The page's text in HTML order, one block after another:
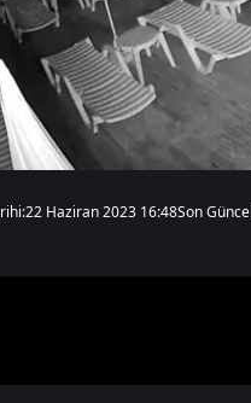
22 Haziran 2023 16:48Son